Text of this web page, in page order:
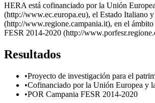
HERA está cofinanciado por la Unión Europea
(http://www.ec.europa.eu), el Estado Italiano
(http://www.regione.campania.it), en el
FESR 2014-2020 (http://
Resultados
•Proyecto de investigación para el
•Cofinanciado por la Unión Europea y
•POR Campania FESR 2014-2020